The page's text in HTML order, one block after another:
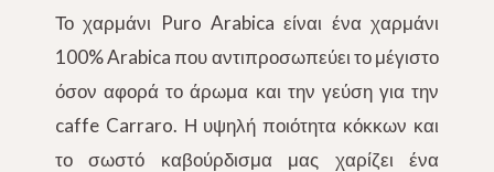
Το χαρμάνι Puro Arabica είναι ένα χαρμάνι
100% Arabica που αντιπροσωπεύει το μέγιστο
όσον αφορά το άρωμα και την γεύση για την
caffe Carraro. Η υψηλή ποιότητα κόκκων και
το σωστό καβούρδισμα μας χαρίζει ένα